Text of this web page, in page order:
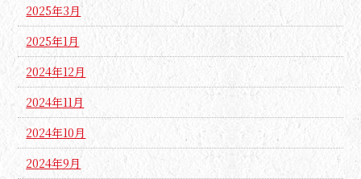
2025年3月
2025年1月
2024年12月
2024年11月
2024年10月
2024年9月